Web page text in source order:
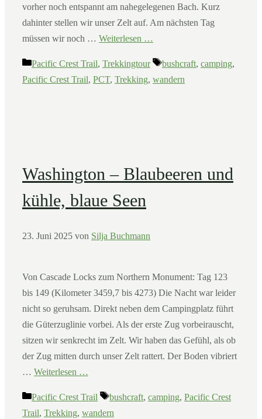
vorher noch entspannt am nahegelegenen Bach. Kurz
dahinter stellen wir unser Zelt auf. Am nächsten Tag
müssen wir noch … Weiterlesen …
Kategorien
Pacific Crest Trail, Trekkingtour Schlagwörter
bushcraft, camping,
Pacific Crest Trail, PCT, Trekking, wandern
Washington – Blaubeeren und
kühle, blaue Seen
23. Juni 2025 von Silja Buchmann
Von Cascade Locks zum Northern Monument: Tag 123
bis 149 (Kilometer 3459,7 bis 4273) Die Nacht war leider
nicht so geruhsam. Direkt neben dem Campingplatz führt
die Güterzuglinie vorbei. Als der erste Zug vorbeirauscht,
sitzen wir senkrecht im Zelt. Wir haben das Gefühl, als ob
der Zug mitten durch unser Zelt rattert. Der Boden vibriert
… Weiterlesen …
Kategorien
Pacific Crest Trail Schlagwörter
bushcraft, camping, Pacific Crest
Trail, Trekking, wandern